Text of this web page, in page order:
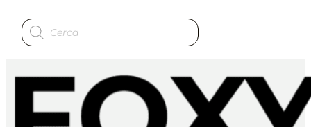
Ricerca
prodotti